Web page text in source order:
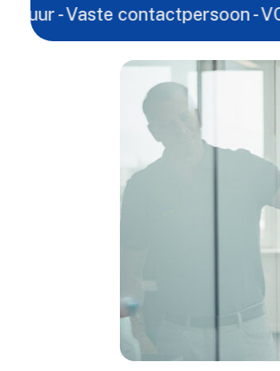
contactpersoon - VCA- en